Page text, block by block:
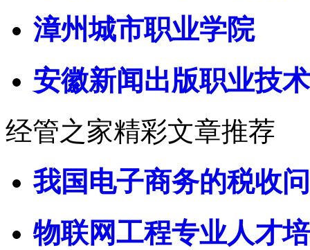
漳州城市职业学院
安徽新闻出版职业技
经管之家精彩文章推荐
我国电子商务的税收
物联网工程专业人才